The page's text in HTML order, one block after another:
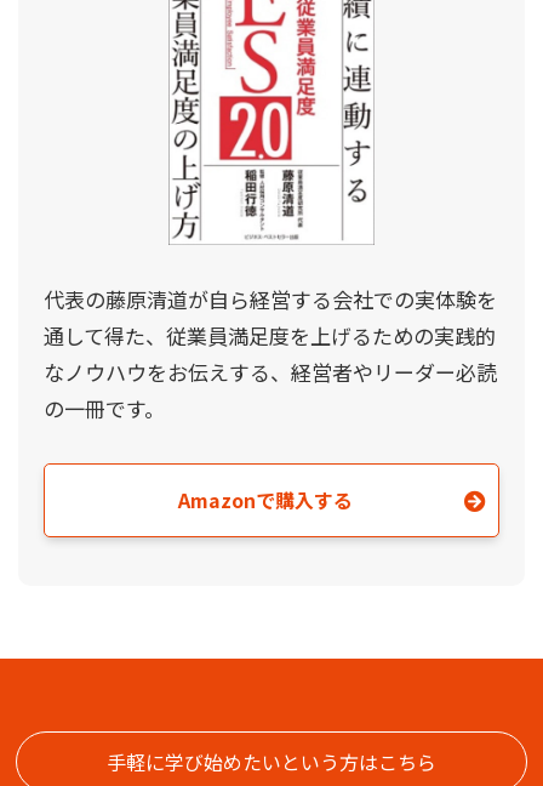
代表の藤原清道が自ら経営する会社での実体験を
通して得た、従業員満足度を上げるための実践的
なノウハウをお伝えする、経営者やリーダー必読
の一冊です。
Amazonで購入する
手軽に学び始めたいという方はこちら